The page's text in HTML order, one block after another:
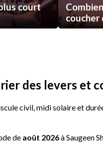
court
coucher
des levers et
civil, midi solaire et
de août 2026à Saugeen